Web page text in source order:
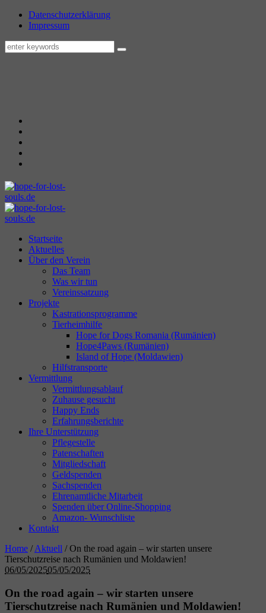
Datenschutzerklärung
Impressum
Startseite
Aktuelles
Über den Verein
Das Team
Was wir tun
Vereinssatzung
Projekte
Kastrationsprogramme
Tierheimhilfe
Hope for Dogs Romania (Rumänien)
Hope4Paws (Rumänien)
Island of Hope (Moldawien)
Hilfstransporte
Vermittlung
Vermittlungsablauf
Zuhause gesucht
Happy Ends
Erfahrungsberichte
Ihre Unterstützung
Pflegestelle
Patenschaften
Mitgliedschaft
Geldspenden
Sachspenden
Ehrenamtliche Mitarbeit
Spenden über Online-Shopping
Amazon- Wunschliste
Kontakt
Home /Aktuell /On the road again – wir starten unsere
Tierschutzreise nach Rumänien und Moldawien!
06/05/202505/05/2025
On the road again – wir starten unsere
Tierschutzreise nach Rumänien und Moldawien!